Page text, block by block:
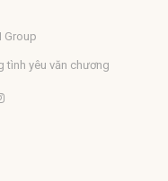
Group
tình yêu văn chương